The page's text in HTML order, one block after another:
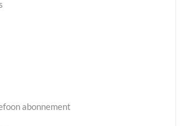
abonnement